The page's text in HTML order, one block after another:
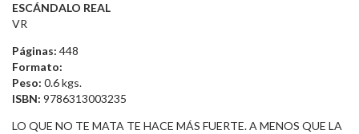
ESCÁNDALO REAL
VR
Páginas: 448
Formato:
Peso: 0.6 kgs.
ISBN: 9786313003235
LO QUE NO TE MATA TE HACE MÁS FUERTE. A MENOS QUE LA